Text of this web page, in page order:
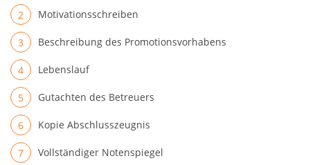
Motivationsschreiben
Beschreibung des Promotionsvorhabens
Lebenslauf
Gutachten des Betreuers
Kopie Abschlusszeugnis
Vollständiger Notenspiegel